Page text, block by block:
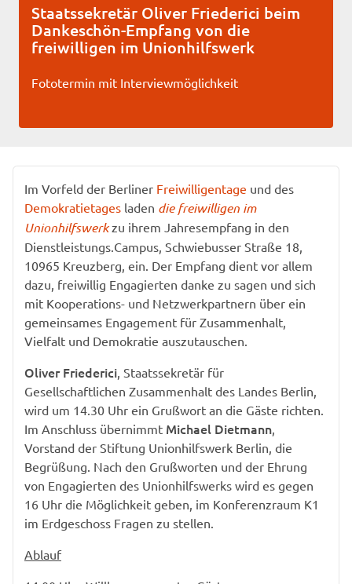
Staatssekretär Oliver Friederici beim
Dankeschön-Empfang von die
freiwilligen im Unionhilfswerk
Fototermin mit Interviewmöglichkeit
Im Vorfeld der Berliner Freiwilligentage und des
Demokratietages laden die freiwilligen im
Unionhilfswerkzu ihrem Jahresempfang in den
Dienstleistungs.Campus, Schwiebusser Straße 18,
10965 Kreuzberg, ein. Der Empfang dient vor allem
dazu, freiwillig Engagierten danke zu sagen und sich
mit Kooperations- und Netzwerkpartnern über ein
gemeinsames Engagement für Zusammenhalt,
Vielfalt und Demokratie auszutauschen.
Oliver Friederici , Staatssekretär für
Gesellschaftlichen Zusammenhalt des Landes Berlin,
wird um 14.30 Uhr ein Grußwort an die Gäste richten.
Im Anschluss übernimmt Michael Dietmann
Vorstand der Stiftung Unionhilfswerk Berlin, die
Begrüßung. Nach den Grußworten und der Ehrung
von Engagierten des Unionhilfswerks wird es gegen
16 Uhr die Möglichkeit geben, im Konferenzraum K1
im Erdgeschoss Fragen zu stellen.
Ablauf